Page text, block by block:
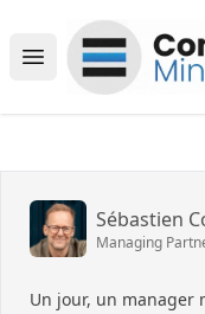
Open main menu
Connected
Sébastien
Managing
Un jour, un manager